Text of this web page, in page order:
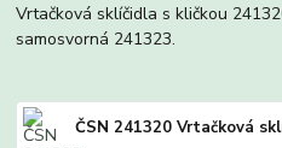
Vrtačková sklíčidla s kličkou
samosvorná 241323.
ČSN 241320 Vrtačková